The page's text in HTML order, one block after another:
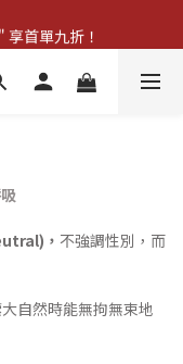
首單九折！
首單九折！
買一送一
， 不強調性別，而
自然時能無拘無束地